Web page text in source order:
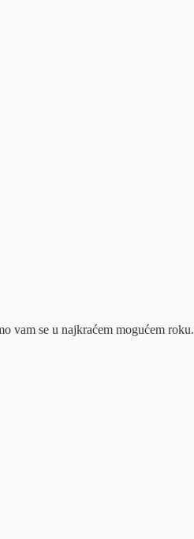
vam se u najkraćem mogućem roku.